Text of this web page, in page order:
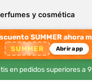
y cosmética
SUMMER ahora
SUMMER Abrir app
en pedidos superiores a